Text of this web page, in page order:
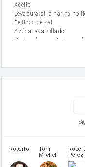
aceite
Levadura si la harina no
Pellizco de sal
Azúcar avainillado
Harina de reposteria con
mantequilla
Harina para bizcocho
patatas
Roberto
Toni
Michel
Caubet
Perez
Muñoz